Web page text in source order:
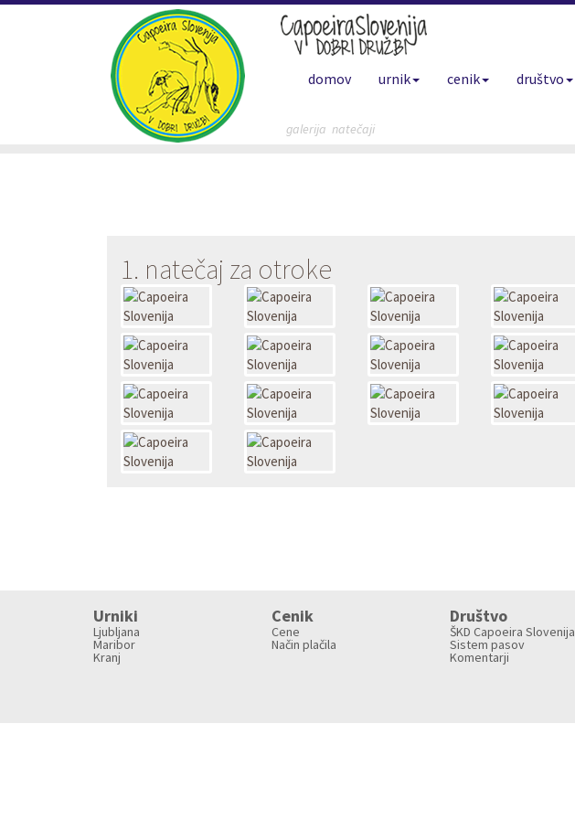
domov(current)
urnik cenik društvo
galerija natečaji
1. natečaj za otroke
Urniki
Ljubljana
Maribor
Kranj
Cenik
Cene
Način plačila
Društvo
ŠKD Capoeira Slovenija
Sistem pasov
Komentarji